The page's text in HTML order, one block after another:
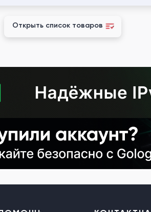
Открыть список товаров